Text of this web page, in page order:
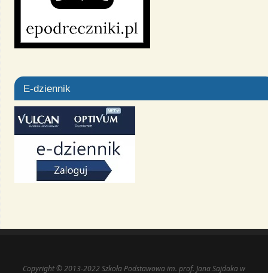
E-dziennik
Copyright © 2013-2022 Szkoła Podstawowa im. prof. Jana Sajdaka w